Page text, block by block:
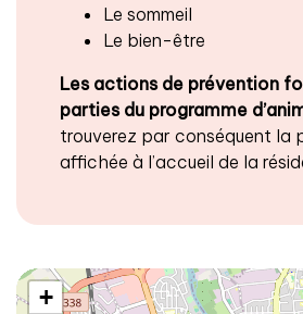
Le sommeil
Le bien-être
Les actions de prévention
parties du programme
trouverez par conséquent la
affichée à l’accueil de la
+